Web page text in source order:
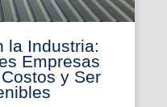
la Industria:
Empresas
y Ser